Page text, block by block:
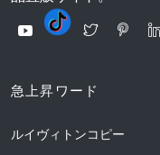
急上昇ワード
ルイヴィトンコピー